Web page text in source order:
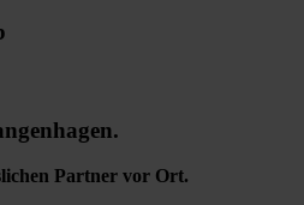
Partner vor Ort.